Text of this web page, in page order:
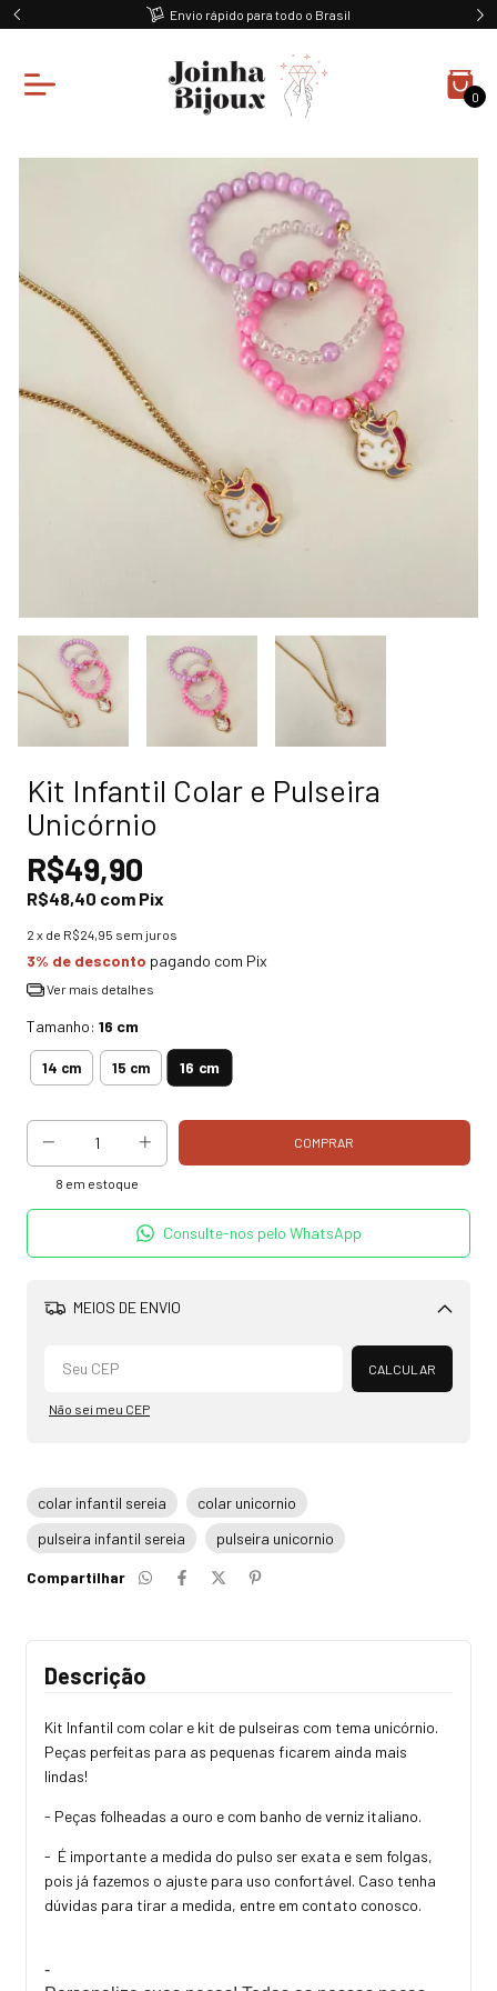
Envio rápido para todo o Brasil
0
Kit Infantil Colar e Pulseira
Unicórnio
R$49,90
R$48,40 com Pix
2 x de R$24,95 sem juros
3% de desconto pagando com Pix
Ver mais detalhes
Tamanho: 16 cm
14 cm 15 cm 16 cm
8 em estoque
Consulte-nos pelo WhatsApp
MEIOS DE ENVIO
Alterar CEP
CALCULAR
Não sei meu CEP
colar infantil sereia
colar unicornio
pulseira infantil sereia
pulseira unicornio
Compartilhar
Descrição
Kit Infantil com colar e kit de pulseiras com tema unicórnio.
Peças perfeitas para as pequenas ficarem ainda mais
lindas!
- Peças folheadas a ouro e com banho de verniz italiano.
- É importante a medida do pulso ser exata e sem folgas,
pois já fazemos o ajuste para uso confortável. Caso tenha
dúvidas para tirar a medida, entre em contato conosco.
-